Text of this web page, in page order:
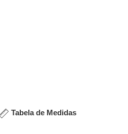
Tabela de Medidas